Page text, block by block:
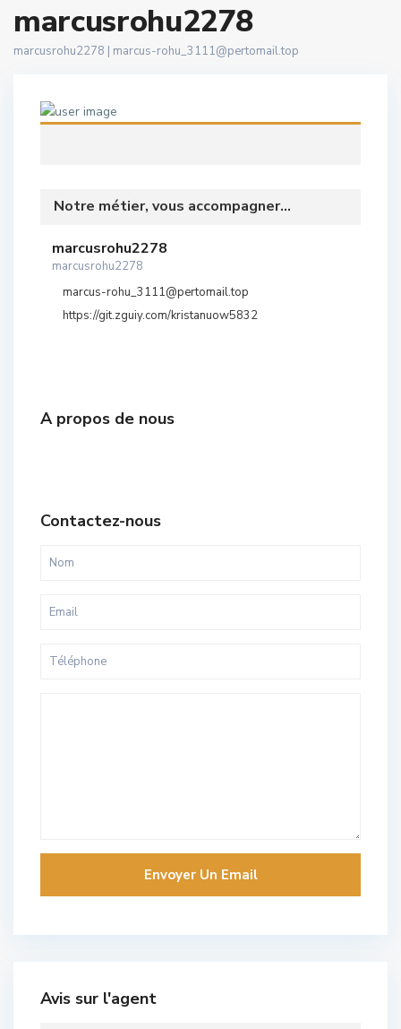
marcusrohu2278
marcusrohu2278 | marcus-rohu_3111@pertomail.top
Notre métier, vous accompagner...
marcusrohu2278
marcusrohu2278
marcus-rohu_3111@pertomail.top
https://git.zguiy.com/kristanuow5832
A propos de nous
Contactez-nous
Avis sur l'agent